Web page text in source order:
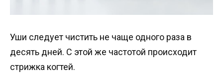
Уши следует чистить не чаще одного раза в
десять дней. С этой же частотой происходит
стрижка когтей.